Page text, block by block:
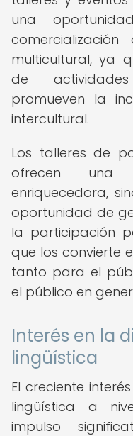
una
multicultural, ya
de
promueven la
intercultural.
Los talleres de
ofrecen una
enriquecedora,
oportunidad de
la participación
que los convierte
tanto para el
el público en
Interés en la
lingüística
El creciente
lingüística a
impulso